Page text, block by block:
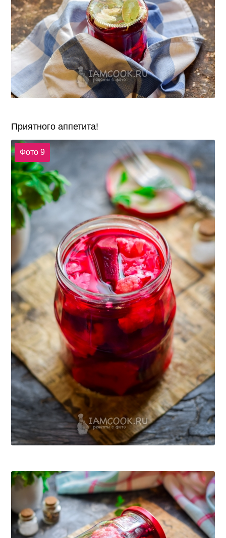
Приятного аппетита!
Фото 9